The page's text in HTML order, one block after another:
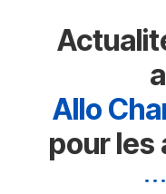
Allo
pour les